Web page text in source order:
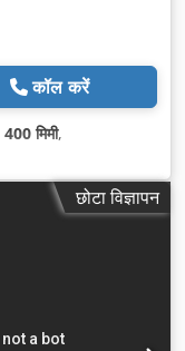
कॉल करें
400 मिमी,
छोटा विज्ञापन